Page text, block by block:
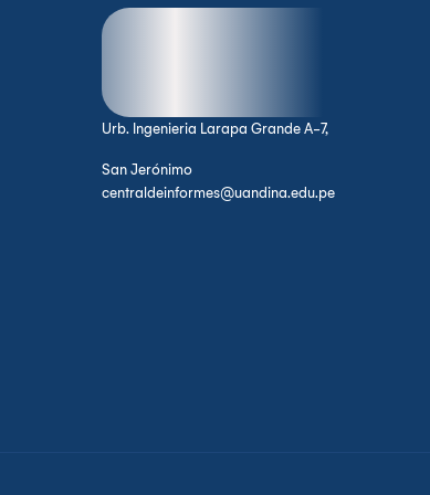
Urb. Ingenieria Larapa Grande A-7,
San Jerónimo
centraldeinformes@uandina.edu.pe